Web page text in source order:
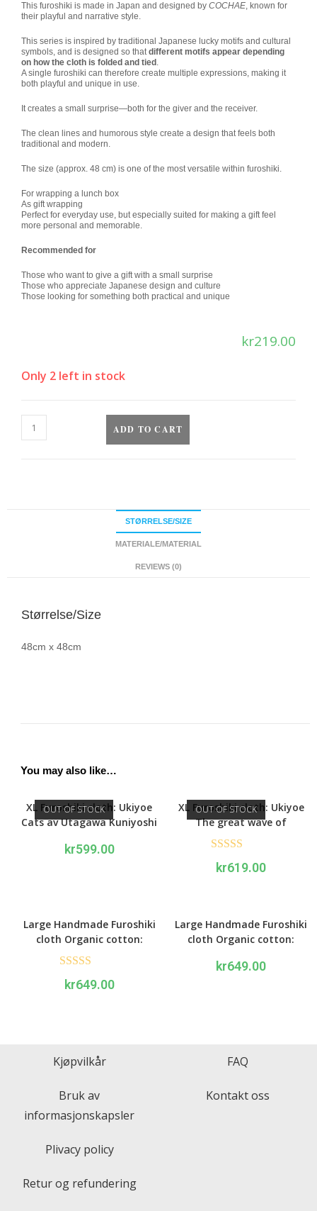
This furoshiki is made in Japan and designed by COCHAE, known for
their playful and narrative style.
This series is inspired by traditional Japanese lucky motifs and cultural
symbols, and is designed so thatdifferent motifs appear depending
on how the cloth is folded and tied .
A single furoshiki can therefore create multiple expressions, making it
both playful and unique in use.
It creates a small surprise—both for the giver and the receiver.
The clean lines and humorous style create a design that feels both
traditional and modern.
The size (approx. 48 cm) is one of the most versatile within furoshiki.
For wrapping a lunch box
As gift wrapping
Perfect for everyday use, but especially suited for making a gift feel
more personal and memorable.
Recommended for
Those who want to give a gift with a small surprise
Those who appreciate Japanese design and culture
Those looking for something both practical and unique
kr219.00
Only 2 left in stock
ADD TO CART
STØRRELSE/SIZE
MATERIALE/MATERIAL
REVIEWS (0)
Størrelse/Size
48cm x 48cm
You may also like…
OUT OF STOCK
XL Furoshiki cloth: Ukiyoe
Cats av Utagawa Kuniyoshi
kr599.00
OUT OF STOCK
XL Furoshiki cloth: Ukiyoe
The great wave of
Kanagawa
Rated5.00
kr619.00
Large Handmade Furoshiki
cloth Organic cotton:
Chrysanthemum Purple
Rated5.00
kr649.00
Large Handmade Furoshiki
cloth Organic cotton:
kr649.00
Kjøpvilkår
Bruk av
informasjonskapsler
Plivacy policy
Retur og refundering
FAQ
Kontakt oss